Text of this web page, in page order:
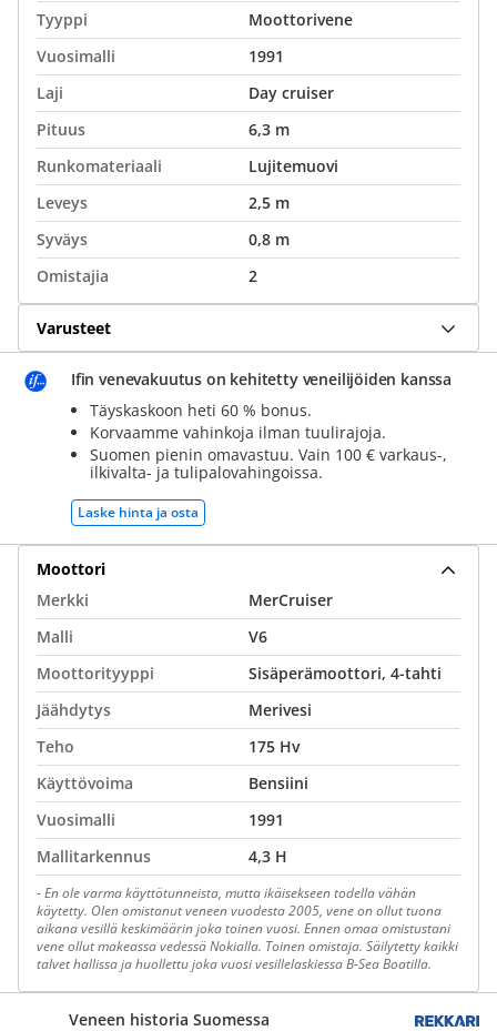
Tyyppi
Moottorivene
Vuosimalli
1991
Laji
Day cruiser
Pituus
6,3 m
Runkomateriaali
Lujitemuovi
Leveys
2,5 m
Syväys
0,8 m
Omistajia
2
Varusteet
Ifin venevakuutus on kehitetty veneilijöiden kanssa
Täyskaskoon heti 60 % bonus.
Korvaamme vahinkoja ilman tuulirajoja.
Suomen pienin omavastuu. Vain 100 € varkaus-,
ilkivalta- ja tulipalovahingoissa.
Laske hinta ja osta
Moottori
Merkki
MerCruiser
Malli
V6
Moottorityyppi
Sisäperämoottori, 4-tahti
Jäähdytys
Merivesi
Teho
175 Hv
Käyttövoima
Bensiini
Vuosimalli
1991
Mallitarkennus
4,3 H
-En ole varma käyttötunneista, mutta ikäisekseen todella vähän
käytetty. Olen omistanut veneen vuodesta 2005, vene on ollut tuona
aikana vesillä keskimäärin joka toinen vuosi. Ennen omaa omistustani
vene ollut makeassa vedessä Nokialla. Toinen omistaja. Säilytetty kaikki
talvet hallissa ja huollettu joka vuosi vesillelaskiessa B-Sea Boatilla.
Veneen historia Suomessa